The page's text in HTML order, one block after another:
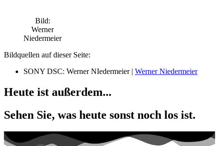
Bild:
Werner
Niedermeier
Bildquellen auf dieser Seite:
SONY DSC: Werner NIedermeier | Werner Niedermeier
Heute ist außerdem...
Sehen Sie, was heute sonst noch los ist.